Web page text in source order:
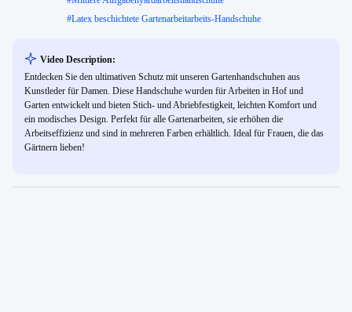
#Latex beschichtete Gartenarbeitarbeits-Handschuhe
Video Description:
Entdecken Sie den ultimativen Schutz mit unseren Gartenhandschuhen aus
Kunstleder für Damen. Diese Handschuhe wurden für Arbeiten in Hof und
Garten entwickelt und bieten Stich- und Abriebfestigkeit, leichten Komfort und
ein modisches Design. Perfekt für alle Gartenarbeiten, sie erhöhen die
Arbeitseffizienz und sind in mehreren Farben erhältlich. Ideal für Frauen, die das
Gärtnern lieben!